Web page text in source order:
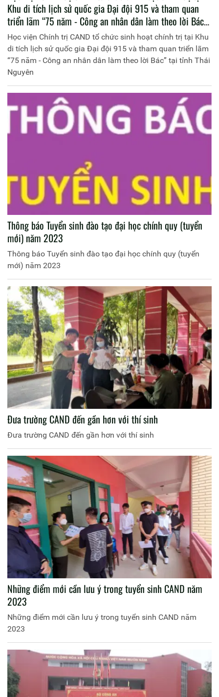
Khu di tích lịch sử quốc gia Đại đội 915 và tham quan
triển lãm “75 năm - Công an nhân dân làm theo lời Bác”
tại tỉnh Thái Nguyên
Học viện Chính trị CAND tổ chức sinh hoạt chính trị tại Khu
di tích lịch sử quốc gia Đại đội 915 và tham quan triển lãm
“75 năm - Công an nhân dân làm theo lời Bác” tại tỉnh Thái
Nguyên
Thông báo Tuyển sinh đào tạo đại học chính quy (tuyển
mới) năm 2023
Thông báo Tuyển sinh đào tạo đại học chính quy (tuyển
mới) năm 2023
Đưa trường CAND đến gần hơn với thí sinh
Đưa trường CAND đến gần hơn với thí sinh
Những điểm mới cần lưu ý trong tuyển sinh CAND năm
2023
Những điểm mới cần lưu ý trong tuyển sinh CAND năm
2023